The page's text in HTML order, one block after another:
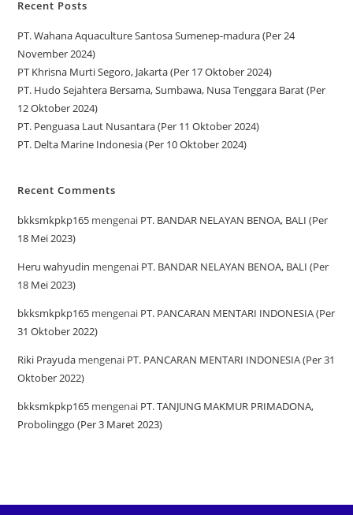
Recent Posts
PT. Wahana Aquaculture Santosa Sumenep-madura (Per 24
November 2024)
PT Khrisna Murti Segoro, Jakarta (Per 17 Oktober 2024)
PT. Hudo Sejahtera Bersama, Sumbawa, Nusa Tenggara Barat (Per
12 Oktober 2024)
PT. Penguasa Laut Nusantara (Per 11 Oktober 2024)
PT. Delta Marine Indonesia (Per 10 Oktober 2024)
Recent Comments
bkksmkpkp165 mengenai PT. BANDAR NELAYAN BENOA, BALI (Per
18 Mei 2023)
Heru wahyudin mengenai PT. BANDAR NELAYAN BENOA, BALI (Per
18 Mei 2023)
bkksmkpkp165 mengenai PT. PANCARAN MENTARI INDONESIA (Per
31 Oktober 2022)
Riki Prayuda mengenai PT. PANCARAN MENTARI INDONESIA (Per 31
Oktober 2022)
bkksmkpkp165 mengenai PT. TANJUNG MAKMUR PRIMADONA,
Probolinggo (Per 3 Maret 2023)